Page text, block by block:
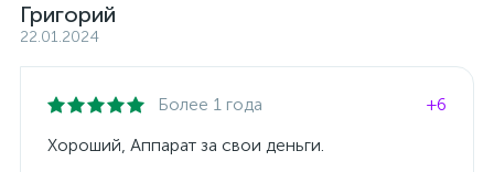
Григорий
22.01.2024
Более 1 года
+6
Хороший, Аппарат за свои деньги.